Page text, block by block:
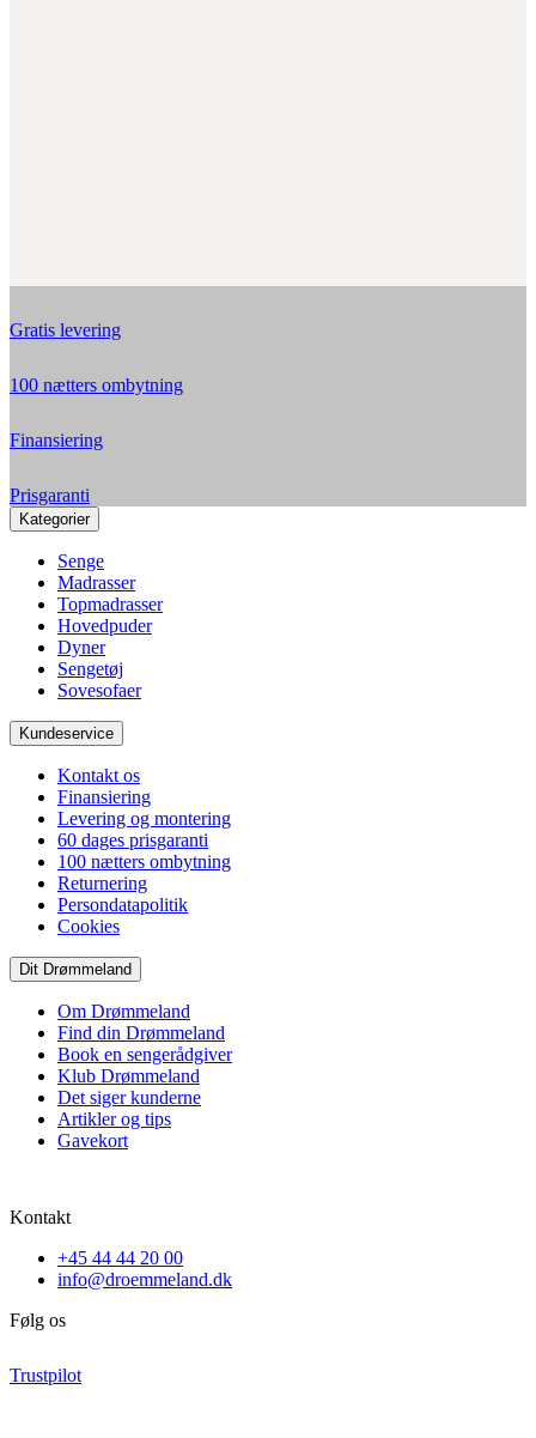
Gratis levering
100 nætters ombytning
Finansiering
Prisgaranti
Kategorier
Senge
Madrasser
Topmadrasser
Hovedpuder
Dyner
Sengetøj
Sovesofaer
Kundeservice
Kontakt os
Finansiering
Levering og montering
60 dages prisgaranti
100 nætters ombytning
Returnering
Persondatapolitik
Cookies
Dit Drømmeland
Om Drømmeland
Find din Drømmeland
Book en sengerådgiver
Klub Drømmeland
Det siger kunderne
Artikler og tips
Gavekort
Kontakt
+45 44 44 20 00
info@droemmeland.dk
Følg os
Trustpilot